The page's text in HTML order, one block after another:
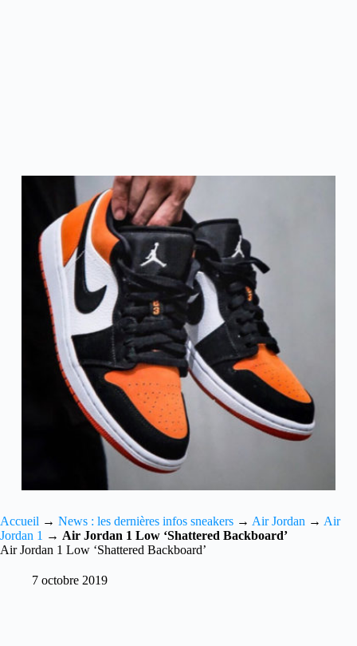
Accueil → News : les dernières infos sneakers → Air Jordan → Air
Jordan 1 → Air Jordan 1 Low ‘Shattered Backboard’
Air Jordan 1 Low ‘Shattered Backboard’
7 octobre 2019